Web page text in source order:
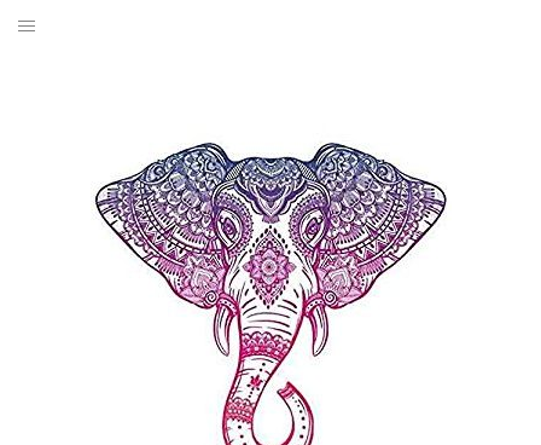
Skip
SEYAHAT REHBERI